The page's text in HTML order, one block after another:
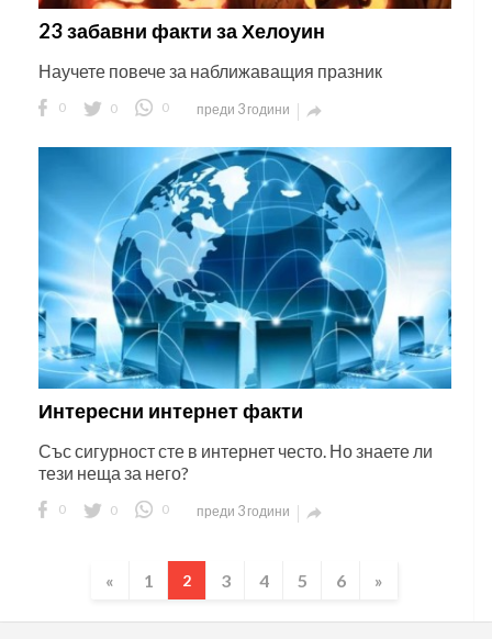
23 забавни факти за Хелоуин
Научете повече за наближаващия празник
0 0 0 преди 3 години 
Интересни интернет факти
Със сигурност сте в интернет често. Но знаете ли
тези неща за него?
0 0 0 преди 3 години 
« 1 2 3 4 5 6 »